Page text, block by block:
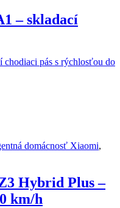
– skladací
pás s rýchlosťou do
domácnosť Xiaomi,
Hybrid Plus –
km/h